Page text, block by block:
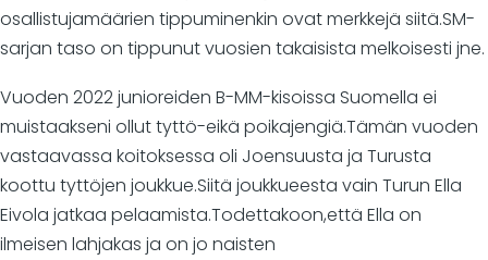
osallistujamäärien tippuminenkin ovat merkkejä siitä.SM-
sarjan taso on tippunut vuosien takaisista melkoisesti jne.
Vuoden 2022 junioreiden B-MM-kisoissa Suomella ei
muistaakseni ollut tyttö-eikä poikajengiä.Tämän vuoden
vastaavassa koitoksessa oli Joensuusta ja Turusta
koottu tyttöjen joukkue.Siitä joukkueesta vain Turun Ella
Eivola jatkaa pelaamista.Todettakoon,että Ella on
ilmeisen lahjakas ja on jo naisten